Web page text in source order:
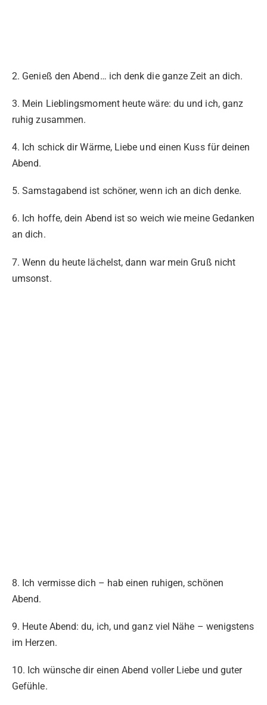
2. Genieß den Abend… ich denk die ganze Zeit an dich.
3. Mein Lieblingsmoment heute wäre: du und ich, ganz
ruhig zusammen.
4. Ich schick dir Wärme, Liebe und einen Kuss für deinen
Abend.
5. Samstagabend ist schöner, wenn ich an dich denke.
6. Ich hoffe, dein Abend ist so weich wie meine Gedanken
an dich.
7. Wenn du heute lächelst, dann war mein Gruß nicht
umsonst.
8. Ich vermisse dich – hab einen ruhigen, schönen
Abend.
9. Heute Abend: du, ich, und ganz viel Nähe – wenigstens
im Herzen.
10. Ich wünsche dir einen Abend voller Liebe und guter
Gefühle.